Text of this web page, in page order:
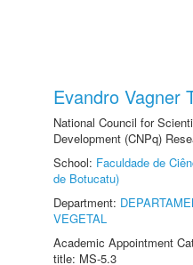
Evandro Vagner
National Council for
Development (CNPq)
School: Faculdade de
de Botucatu)
Department:
VEGETAL
Academic Appointment
title: MS-5.3